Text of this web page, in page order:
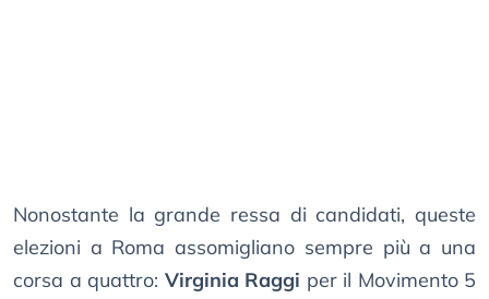
Nonostante la grande ressa di candidati, queste
elezioni a Roma assomigliano sempre più a una
corsa a quattro: Virginia Raggi per il Movimento 5